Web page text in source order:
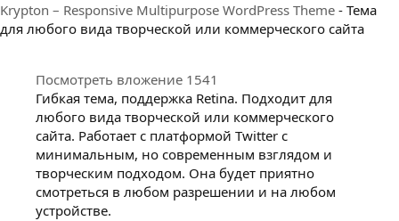
Krypton – Responsive Multipurpose WordPress Theme - Тема
для любого вида творческой или коммерческого сайта
Посмотреть вложение 1541
Гибкая тема, поддержка Retina. Подходит для
любого вида творческой или коммерческого
сайта. Работает с платформой Twitter с
минимальным, но современным взглядом и
творческим подходом. Она будет приятно
смотреться в любом разрешении и на любом
устройстве.